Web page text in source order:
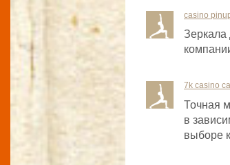
casino
Зеркала
7k casino
Точная
в
выборе